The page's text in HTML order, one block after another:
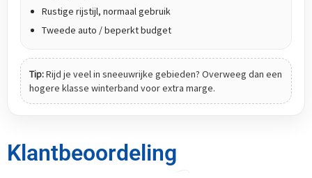
Rustige rijstijl, normaal gebruik
Tweede auto / beperkt budget
Tip:Rijd je veel in sneeuwrijke gebieden? Overweeg dan een
hogere klasse winterband voor extra marge.
Klantbeoordeling